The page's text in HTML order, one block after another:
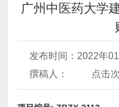
广州中医药大学
发布时间：2022年
撰稿人：
点击